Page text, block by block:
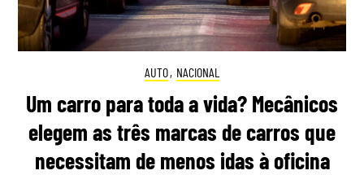
AUTO, NACIONAL
Um carro para toda a vida? Mecânicos
elegem as três marcas de carros que
necessitam de menos idas à oficina